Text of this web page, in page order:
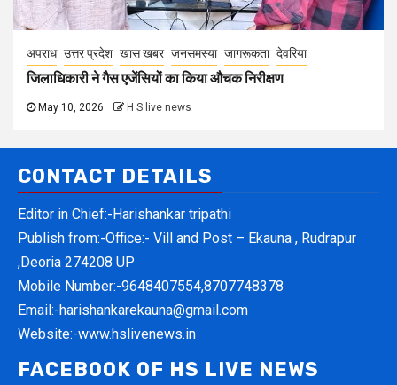
अपराध उत्तर प्रदेश खास खबर जनसमस्या जागरूकता देवरिया
जिलाधिकारी ने गैस एजेंसियों का किया औचक निरीक्षण
May 10, 2026 H S live news
CONTACT DETAILS
Editor in Chief:-Harishankar tripathi
Publish from:-Office:- Vill and Post – Ekauna , Rudrapur
,Deoria 274208 UP
Mobile Number:-9648407554,8707748378
Email:-harishankarekauna@gmail.com
Website:-www.hslivenews.in
FACEBOOK OF HS LIVE NEWS